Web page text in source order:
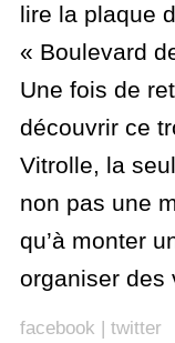
lire la plaque
« Boulevard
Une fois de
découvrir ce
Vitrolle, la
non pas une
qu’à monter
organiser des
facebook | twitter